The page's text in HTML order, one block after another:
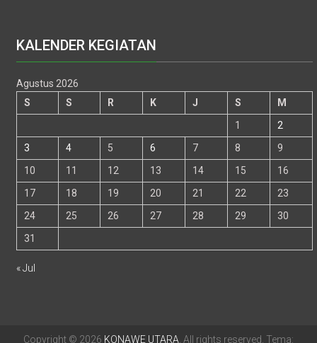
KALENDER KEGIATAN
Agustus 2026
S
S R K J S
M
1
2
3
4 5 6 7 8
9
10
11 12 13 14 15
16
17
18 19 20 21 22
23
24
25 26 27 28 29
30
31
« Jul
Copyright © 2026 KONAWE UTARA. All rights reserved. Tema: